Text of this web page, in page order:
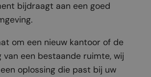
bijdraagt aan een goed
om een nieuw kantoor of de
van een bestaande ruimte, wij
oplossing die past bij uw